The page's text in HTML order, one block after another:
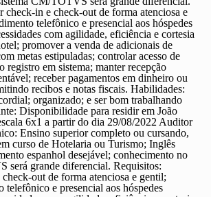
check-in e check-out de forma atenciosa e
telefônico e presencial aos hóspedes
com agilidade, eficiência e cortesia
promover a venda de adicionais de
metas estipuladas; controlar acesso de
registro em sistema; manter recepção
receber pagamentos em dinheiro ou
recibos e notas fiscais. Habilidades:
organizado; e ser bom trabalhando
Disponibilidade para residir em João
6x1 a partir do dia 29/08/2022 Auditor
Ensino superior completo ou cursando,
curso de Hotelaria ou Turismo; Inglês
espanhol desejável; conhecimento no
será grande diferencial. Requisitos:
out de forma atenciosa e gentil;
telefônico e presencial aos hóspedes